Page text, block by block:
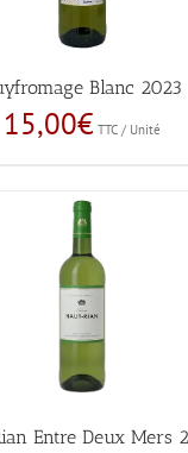
Blanc 2023
15,00€ TTC / Unité
Entre Deux Mers